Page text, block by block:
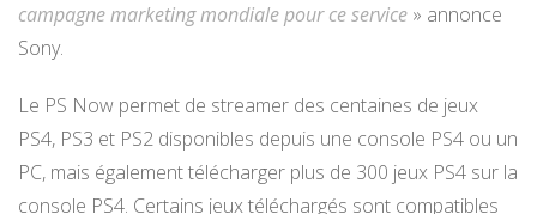
campagne marketing mondiale pour ce service » annonce
Sony.
Le PS Now permet de streamer des centaines de jeux
PS4, PS3 et PS2 disponibles depuis une console PS4 ou un
PC, mais également télécharger plus de 300 jeux PS4 sur la
console PS4. Certains jeux téléchargés sont compatibles